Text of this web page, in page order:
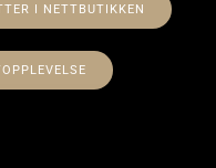
I NETTBUTIKKEN